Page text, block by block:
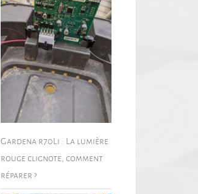
Gardena r70Li : La lumière
rouge clignote, comment
réparer ?